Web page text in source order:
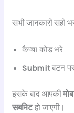
सभी जानकारी सही
कैप्चा कोड भरें
Submitबटन
इसके बाद आपकी
सबमिटहो जाएगी।